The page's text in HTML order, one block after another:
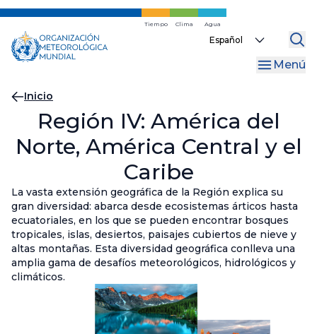
Ir
contenido
principal
Tiempo Clima Agua
Select
Menú
Migas
pan
Inicio
Región IV: América del
Norte, América Central y el
Caribe
La vasta extensión geográfica de la Región explica su
gran diversidad: abarca desde ecosistemas árticos hasta
ecuatoriales, en los que se pueden encontrar bosques
tropicales, islas, desiertos, paisajes cubiertos de nieve y
altas montañas. Esta diversidad geográfica conlleva una
amplia gama de desafíos meteorológicos, hidrológicos y
climáticos.